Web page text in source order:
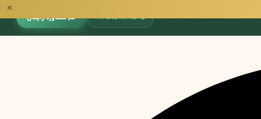
✕
📞۰۹۳۵۱۵۹۱۳۹۵ 🎓 مشاوره رایگان